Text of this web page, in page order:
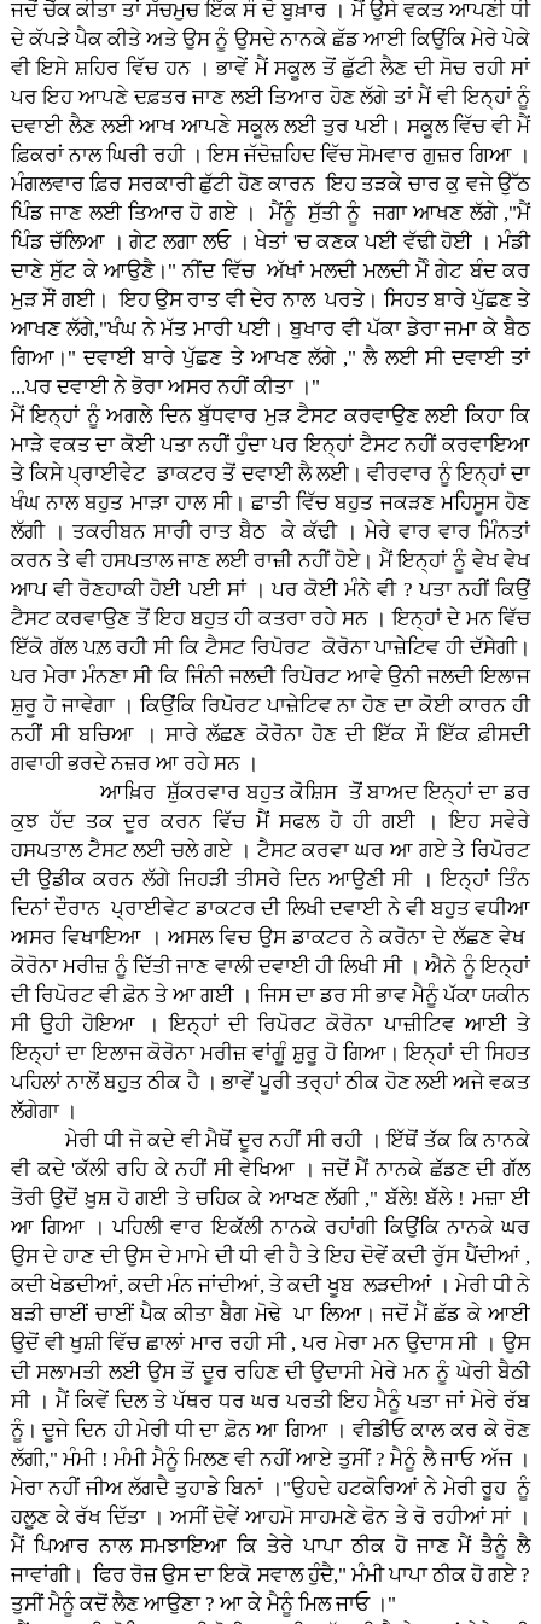
ਜਦੋਂ ਚੈੱਕ ਕੀਤਾ ਤਾਂ ਸੱਚਮੁਚ ਇੱਕ ਸੌ ਦੋ ਬੁਖ਼ਾਰ । ਮੈਂ ਉਸੇ ਵਕਤ ਆਪਣੀ ਧੀ
ਦੇ ਕੱਪੜੇ ਪੈਕ ਕੀਤੇ ਅਤੇ ਉਸ ਨੂੰ ਉਸਦੇ ਨਾਨਕੇ ਛੱਡ ਆਈ ਕਿਉਂਕਿ ਮੇਰੇ ਪੇਕੇ
ਵੀ ਇਸੇ ਸ਼ਹਿਰ ਵਿੱਚ ਹਨ । ਭਾਵੇਂ ਮੈਂ ਸਕੂਲ ਤੋਂ ਛੁੱਟੀ ਲੈਣ ਦੀ ਸੋਚ ਰਹੀ ਸਾਂ
ਪਰ ਇਹ ਆਪਣੇ ਦਫ਼ਤਰ ਜਾਣ ਲਈ ਤਿਆਰ ਹੋਣ ਲੱਗੇ ਤਾਂ ਮੈਂ ਵੀ ਇਨ੍ਹਾਂ ਨੂੰ
ਦਵਾਈ ਲੈਣ ਲਈ ਆਖ ਆਪਣੇ ਸਕੂਲ ਲਈ ਤੁਰ ਪਈ। ਸਕੂਲ ਵਿੱਚ ਵੀ ਮੈਂ
ਫ਼ਿਕਰਾਂ ਨਾਲ ਘਿਰੀ ਰਹੀ । ਇਸ ਜੱਦੋਜ਼ਹਿਦ ਵਿੱਚ ਸੋਮਵਾਰ ਗੁਜ਼ਰ ਗਿਆ ।
ਮੰਗਲਵਾਰ ਫ਼ਿਰ ਸਰਕਾਰੀ ਛੁੱਟੀ ਹੋਣ ਕਾਰਨ ਇਹ ਤੜਕੇ ਚਾਰ ਕੁ ਵਜੇ ਉੱਠ
ਪਿੰਡ ਜਾਣ ਲਈ ਤਿਆਰ ਹੋ ਗਏ । ਮੈਂਨੂੰ ਸੁੱਤੀ ਨੂੰ ਜਗਾ ਆਖਣ ਲੱਗੇ ,"ਮੈਂ
ਪਿੰਡ ਚੱਲਿਆ । ਗੇਟ ਲਗਾ ਲਓ । ਖੇਤਾਂ 'ਚ ਕਣਕ ਪਈ ਵੱਢੀ ਹੋਈ । ਮੰਡੀ
ਦਾਣੇ ਸੁੱਟ ਕੇ ਆਉਣੈ।" ਨੀਂਦ ਵਿੱਚ ਅੱਖਾਂ ਮਲਦੀ ਮਲਦੀ ਮੈੰ ਗੇਟ ਬੰਦ ਕਰ
ਮੁੜ ਸੌਂ ਗਈ। ਇਹ ਉਸ ਰਾਤ ਵੀ ਦੇਰ ਨਾਲ ਪਰਤੇ। ਸਿਹਤ ਬਾਰੇ ਪੁੱਛਣ ਤੇ
ਆਖਣ ਲੱਗੇ,"ਖੰਘ ਨੇ ਮੱਤ ਮਾਰੀ ਪਈ। ਬੁਖਾਰ ਵੀ ਪੱਕਾ ਡੇਰਾ ਜਮਾ ਕੇ ਬੈਠ
ਗਿਆ।" ਦਵਾਈ ਬਾਰੇ ਪੁੱਛਣ ਤੇ ਆਖਣ ਲੱਗੇ ," ਲੈ ਲਈ ਸੀ ਦਵਾਈ ਤਾਂ
...ਪਰ ਦਵਾਈ ਨੇ ਭੋਰਾ ਅਸਰ ਨਹੀਂ ਕੀਤਾ ।"
ਮੈਂ ਇਨ੍ਹਾਂ ਨੂੰ ਅਗਲੇ ਦਿਨ ਬੁੱਧਵਾਰ ਮੁੜ ਟੈਸਟ ਕਰਵਾਉਣ ਲਈ ਕਿਹਾ ਕਿ
ਮਾੜੇ ਵਕਤ ਦਾ ਕੋਈ ਪਤਾ ਨਹੀਂ ਹੁੰਦਾ ਪਰ ਇਨ੍ਹਾਂ ਟੈਸਟ ਨਹੀਂ ਕਰਵਾਇਆ
ਤੇ ਕਿਸੇ ਪ੍ਰਾਈਵੇਟ ਡਾਕਟਰ ਤੋਂ ਦਵਾਈ ਲੈ ਲਈ। ਵੀਰਵਾਰ ਨੂੰ ਇਨ੍ਹਾਂ ਦਾ
ਖੰਘ ਨਾਲ ਬਹੁਤ ਮਾੜਾ ਹਾਲ ਸੀ। ਛਾਤੀ ਵਿੱਚ ਬਹੁਤ ਜਕੜਣ ਮਹਿਸੂਸ ਹੋਣ
ਲੱਗੀ । ਤਕਰੀਬਨ ਸਾਰੀ ਰਾਤ ਬੈਠ ਕੇ ਕੱਢੀ । ਮੇਰੇ ਵਾਰ ਵਾਰ ਮਿੰਨਤਾਂ
ਕਰਨ ਤੇ ਵੀ ਹਸਪਤਾਲ ਜਾਣ ਲਈ ਰਾਜ਼ੀ ਨਹੀਂ ਹੋਏ। ਮੈਂ ਇਨ੍ਹਾਂ ਨੂੰ ਵੇਖ ਵੇਖ
ਆਪ ਵੀ ਰੋਣਹਾਕੀ ਹੋਈ ਪਈ ਸਾਂ । ਪਰ ਕੋਈ ਮੰਨੇ ਵੀ ? ਪਤਾ ਨਹੀਂ ਕਿਉਂ
ਟੈਸਟ ਕਰਵਾਉਣ ਤੋਂ ਇਹ ਬਹੁਤ ਹੀ ਕਤਰਾ ਰਹੇ ਸਨ । ਇਨ੍ਹਾਂ ਦੇ ਮਨ ਵਿੱਚ
ਇੱਕੋ ਗੱਲ ਪਲ਼ ਰਹੀ ਸੀ ਕਿ ਟੈਸਟ ਰਿਪੋਰਟ ਕੋਰੋਨਾ ਪਾਜ਼ੇਟਿਵ ਹੀ ਦੱਸੇਗੀ।
ਪਰ ਮੇਰਾ ਮੰਨਣਾ ਸੀ ਕਿ ਜਿੰਨੀ ਜਲਦੀ ਰਿਪੋਰਟ ਆਵੇ ਉਨੀ ਜਲਦੀ ਇਲਾਜ
ਸ਼ੁਰੂ ਹੋ ਜਾਵੇਗਾ । ਕਿਉਂਕਿ ਰਿਪੋਰਟ ਪਾਜ਼ੇਟਿਵ ਨਾ ਹੋਣ ਦਾ ਕੋਈ ਕਾਰਨ ਹੀ
ਨਹੀਂ ਸੀ ਬਚਿਆ । ਸਾਰੇ ਲੱਛਣ ਕੋਰੋਨਾ ਹੋਣ ਦੀ ਇੱਕ ਸੌ ਇੱਕ ਫ਼ੀਸਦੀ
ਗਵਾਹੀ ਭਰਦੇ ਨਜ਼ਰ ਆ ਰਹੇ ਸਨ ।
ਆਖ਼ਿਰ ਸ਼ੁੱਕਰਵਾਰ ਬਹੁਤ ਕੋਸ਼ਿਸ ਤੋਂ ਬਾਅਦ ਇਨ੍ਹਾਂ ਦਾ ਡਰ
ਕੁਝ ਹੱਦ ਤਕ ਦੂਰ ਕਰਨ ਵਿੱਚ ਮੈਂ ਸਫਲ ਹੋ ਹੀ ਗਈ । ਇਹ ਸਵੇਰੇ
ਹਸਪਤਾਲ ਟੈਸਟ ਲਈ ਚਲੇ ਗਏ । ਟੈਸਟ ਕਰਵਾ ਘਰ ਆ ਗਏ ਤੇ ਰਿਪੋਰਟ
ਦੀ ਉਡੀਕ ਕਰਨ ਲੱਗੇ ਜਿਹੜੀ ਤੀਸਰੇ ਦਿਨ ਆਉਣੀ ਸੀ । ਇਨ੍ਹਾਂ ਤਿੰਨ
ਦਿਨਾਂ ਦੌਰਾਨ ਪ੍ਰਾਈਵੇਟ ਡਾਕਟਰ ਦੀ ਲਿਖੀ ਦਵਾਈ ਨੇ ਵੀ ਬਹੁਤ ਵਧੀਆ
ਅਸਰ ਵਿਖਾਇਆ । ਅਸਲ ਵਿਚ ਉਸ ਡਾਕਟਰ ਨੇ ਕਰੋਨਾ ਦੇ ਲੱਛਣ ਵੇਖ
ਕੋਰੋਨਾ ਮਰੀਜ਼ ਨੂੰ ਦਿੱਤੀ ਜਾਣ ਵਾਲੀ ਦਵਾਈ ਹੀ ਲਿਖੀ ਸੀ । ਐਨੇ ਨੂੰ ਇਨ੍ਹਾਂ
ਦੀ ਰਿਪੋਰਟ ਵੀ ਫ਼ੋਨ ਤੇ ਆ ਗਈ । ਜਿਸ ਦਾ ਡਰ ਸੀ ਭਾਵ ਮੈਨੂੰ ਪੱਕਾ ਯਕੀਨ
ਸੀ ਉਹੀ ਹੋਇਆ । ਇਨ੍ਹਾਂ ਦੀ ਰਿਪੋਰਟ ਕੋਰੋਨਾ ਪਾਜ਼ੀਟਿਵ ਆਈ ਤੇ
ਇਨ੍ਹਾਂ ਦਾ ਇਲਾਜ ਕੋਰੋਨਾ ਮਰੀਜ਼ ਵਾਂਗੂੰ ਸ਼ੁਰੂ ਹੋ ਗਿਆ। ਇਨ੍ਹਾਂ ਦੀ ਸਿਹਤ
ਪਹਿਲਾਂ ਨਾਲੋਂ ਬਹੁਤ ਠੀਕ ਹੈ । ਭਾਵੇਂ ਪੂਰੀ ਤਰ੍ਹਾਂ ਠੀਕ ਹੋਣ ਲਈ ਅਜੇ ਵਕਤ
ਲੱਗੇਗਾ ।
ਮੇਰੀ ਧੀ ਜੋ ਕਦੇ ਵੀ ਮੈਥੋਂ ਦੂਰ ਨਹੀਂ ਸੀ ਰਹੀ । ਇੱਥੋਂ ਤੱਕ ਕਿ ਨਾਨਕੇ
ਵੀ ਕਦੇ 'ਕੱਲੀ ਰਹਿ ਕੇ ਨਹੀਂ ਸੀ ਵੇਖਿਆ । ਜਦੋਂ ਮੈਂ ਨਾਨਕੇ ਛੱਡਣ ਦੀ ਗੱਲ
ਤੋਰੀ ਉਦੋਂ ਖ਼ੁਸ਼ ਹੋ ਗਈ ਤੇ ਚਹਿਕ ਕੇ ਆਖਣ ਲੱਗੀ ," ਬੱਲੇ! ਬੱਲੇ ! ਮਜ਼ਾ ਈ
ਆ ਗਿਆ । ਪਹਿਲੀ ਵਾਰ ਇਕੱਲੀ ਨਾਨਕੇ ਰਹਾਂਗੀ ਕਿਉਂਕਿ ਨਾਨਕੇ ਘਰ
ਉਸ ਦੇ ਹਾਣ ਦੀ ਉਸ ਦੇ ਮਾਮੇ ਦੀ ਧੀ ਵੀ ਹੈ ਤੇ ਇਹ ਦੋਵੇਂ ਕਦੀ ਰੁੱਸ ਪੈਂਦੀਆਂ ,
ਕਦੀ ਖੇਡਦੀਆਂ, ਕਦੀ ਮੰਨ ਜਾਂਦੀਆਂ, ਤੇ ਕਦੀ ਖੂਬ ਲੜਦੀਆਂ । ਮੇਰੀ ਧੀ ਨੇ
ਬੜੀ ਚਾਈਂ ਚਾਈਂ ਪੈਕ ਕੀਤਾ ਬੈਗ ਮੋਢੇ ਪਾ ਲਿਆ। ਜਦੋਂ ਮੈਂ ਛੱਡ ਕੇ ਆਈ
ਉਦੋਂ ਵੀ ਖੁਸ਼ੀ ਵਿੱਚ ਛਾਲਾਂ ਮਾਰ ਰਹੀ ਸੀ , ਪਰ ਮੇਰਾ ਮਨ ਉਦਾਸ ਸੀ । ਉਸ
ਦੀ ਸਲਾਮਤੀ ਲਈ ਉਸ ਤੋਂ ਦੂਰ ਰਹਿਣ ਦੀ ਉਦਾਸੀ ਮੇਰੇ ਮਨ ਨੂੰ ਘੇਰੀ ਬੈਠੀ
ਸੀ । ਮੈਂ ਕਿਵੇਂ ਦਿਲ ਤੇ ਪੱਥਰ ਧਰ ਘਰ ਪਰਤੀ ਇਹ ਮੈਨੂੰ ਪਤਾ ਜਾਂ ਮੇਰੇ ਰੱਬ
ਨੂੰ। ਦੂਜੇ ਦਿਨ ਹੀ ਮੇਰੀ ਧੀ ਦਾ ਫ਼ੋਨ ਆ ਗਿਆ । ਵੀਡੀਓ ਕਾਲ ਕਰ ਕੇ ਰੋਣ
ਲੱਗੀ," ਮੰਮੀ ! ਮੰਮੀ ਮੈਨੂੰ ਮਿਲਣ ਵੀ ਨਹੀਂ ਆਏ ਤੁਸੀਂ ? ਮੈਨੂੰ ਲੈ ਜਾਓ ਅੱਜ ।
ਮੇਰਾ ਨਹੀਂ ਜੀਅ ਲੱਗਦੈ ਤੁਹਾਡੇ ਬਿਨਾਂ ।"ਉਹਦੇ ਹਟਕੋਰਿਆਂ ਨੇ ਮੇਰੀ ਰੂਹ ਨੂੰ
ਹਲੂਣ ਕੇ ਰੱਖ ਦਿੱਤਾ । ਅਸੀਂ ਦੋਵੇਂ ਆਹਮੋ ਸਾਹਮਣੇ ਫੋਨ ਤੇ ਰੋ ਰਹੀਆਂ ਸਾਂ ।
ਮੈਂ ਪਿਆਰ ਨਾਲ ਸਮਝਾਇਆ ਕਿ ਤੇਰੇ ਪਾਪਾ ਠੀਕ ਹੋ ਜਾਣ ਮੈਂ ਤੈਨੂੰ ਲੈ
ਜਾਵਾਂਗੀ। ਫਿਰ ਰੋਜ਼ ਉਸ ਦਾ ਇਕੋ ਸਵਾਲ ਹੁੰਦੈ," ਮੰਮੀ ਪਾਪਾ ਠੀਕ ਹੋ ਗਏ ?
ਤੁਸੀਂ ਮੈਨੂੰ ਕਦੋਂ ਲੈਣ ਆਉਣਾ ? ਆ ਕੇ ਮੈਨੂੰ ਮਿਲ ਜਾਓ ।"